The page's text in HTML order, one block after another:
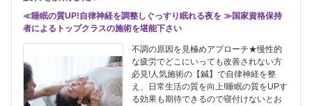
≪睡眠の質UP!自律神経を調整しぐっすり眠れる夜を ≫国家資格保持
者によるトップクラスの施術を堪能下さい
不調の原因を見極めアプローチ★慢性的
な疲労でどこにいっても改善されない方
必見!人気施術の【鍼】で自律神経を整
え、日常生活の質を向上!睡眠の質をUPす
る効果も期待できるので寝付けないとお